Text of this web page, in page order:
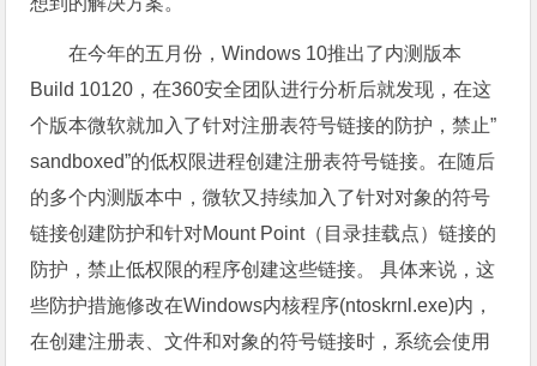
在今年的五月份，Windows 10推出了内测版本
Build 10120，在360安全团队进行分析后就发现，在这
个版本微软就加入了针对注册表符号链接的防护，禁止”
sandboxed”的低权限进程创建注册表符号链接。在随后
的多个内测版本中，微软又持续加入了针对对象的符号
链接创建防护和针对Mount Point（目录挂载点）链接的
防护，禁止低权限的程序创建这些链接。 具体来说，这
些防护措施修改在Windows内核程序(ntoskrnl.exe)内，
在创建注册表、文件和对象的符号链接时，系统会使用